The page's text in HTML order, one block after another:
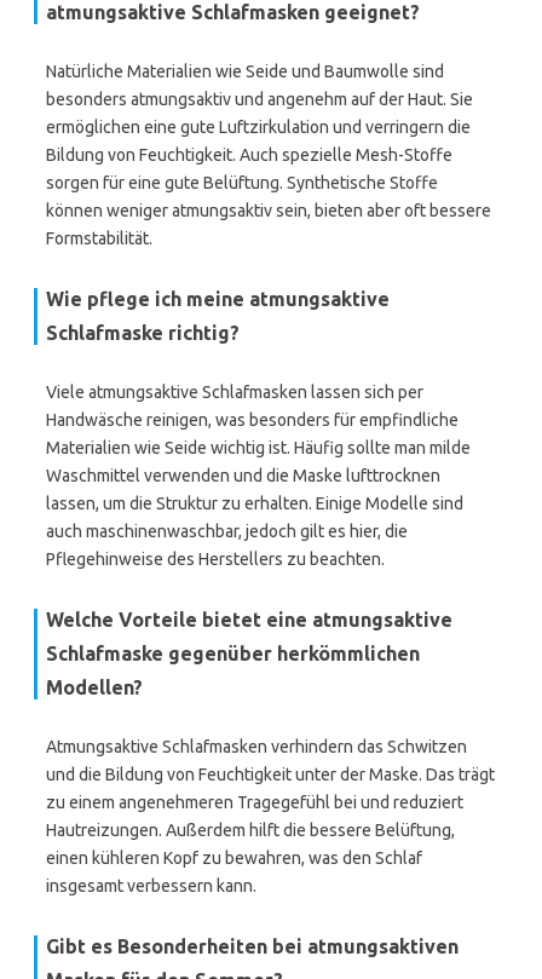
atmungsaktive Schlafmasken geeignet?
Natürliche Materialien wie Seide und Baumwolle sind
besonders atmungsaktiv und angenehm auf der Haut. Sie
ermöglichen eine gute Luftzirkulation und verringern die
Bildung von Feuchtigkeit. Auch spezielle Mesh-Stoffe
sorgen für eine gute Belüftung. Synthetische Stoffe
können weniger atmungsaktiv sein, bieten aber oft bessere
Formstabilität.
Wie pflege ich meine atmungsaktive
Schlafmaske richtig?
Viele atmungsaktive Schlafmasken lassen sich per
Handwäsche reinigen, was besonders für empfindliche
Materialien wie Seide wichtig ist. Häufig sollte man milde
Waschmittel verwenden und die Maske lufttrocknen
lassen, um die Struktur zu erhalten. Einige Modelle sind
auch maschinenwaschbar, jedoch gilt es hier, die
Pflegehinweise des Herstellers zu beachten.
Welche Vorteile bietet eine atmungsaktive
Schlafmaske gegenüber herkömmlichen
Modellen?
Atmungsaktive Schlafmasken verhindern das Schwitzen
und die Bildung von Feuchtigkeit unter der Maske. Das trägt
zu einem angenehmeren Tragegefühl bei und reduziert
Hautreizungen. Außerdem hilft die bessere Belüftung,
einen kühleren Kopf zu bewahren, was den Schlaf
insgesamt verbessern kann.
Gibt es Besonderheiten bei atmungsaktiven